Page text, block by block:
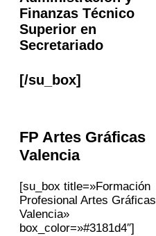
Finanzas Técnico
Superior en
Secretariado
[/su_box]
FP Artes Gráficas
Valencia
[su_box title=»Formación
Profesional Artes Gráficas
Valencia»
box_color=»#3181d4″]